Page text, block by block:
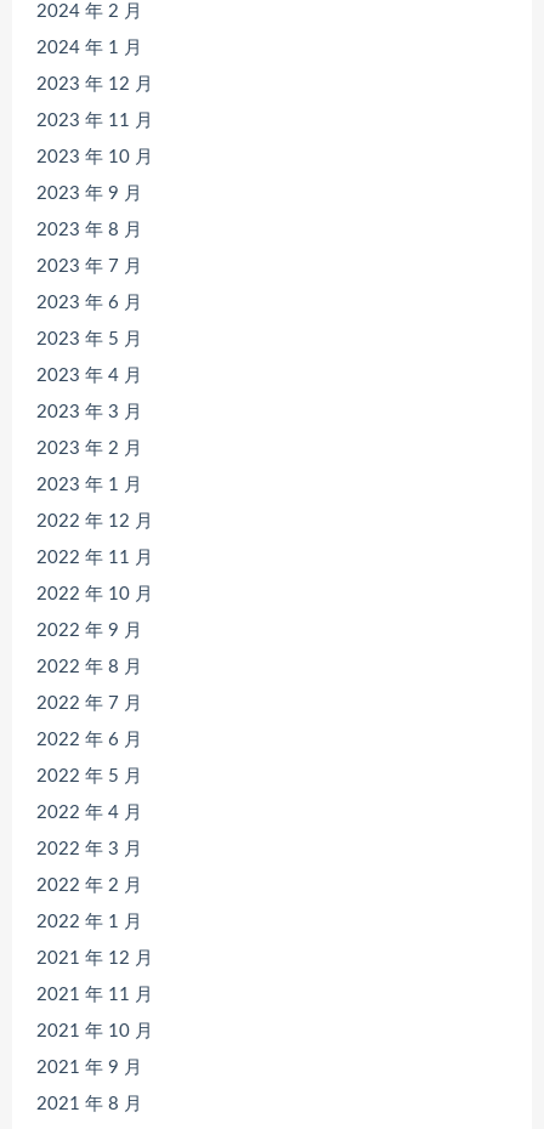
2024 年 2 月
2024 年 1 月
2023 年 12 月
2023 年 11 月
2023 年 10 月
2023 年 9 月
2023 年 8 月
2023 年 7 月
2023 年 6 月
2023 年 5 月
2023 年 4 月
2023 年 3 月
2023 年 2 月
2023 年 1 月
2022 年 12 月
2022 年 11 月
2022 年 10 月
2022 年 9 月
2022 年 8 月
2022 年 7 月
2022 年 6 月
2022 年 5 月
2022 年 4 月
2022 年 3 月
2022 年 2 月
2022 年 1 月
2021 年 12 月
2021 年 11 月
2021 年 10 月
2021 年 9 月
2021 年 8 月